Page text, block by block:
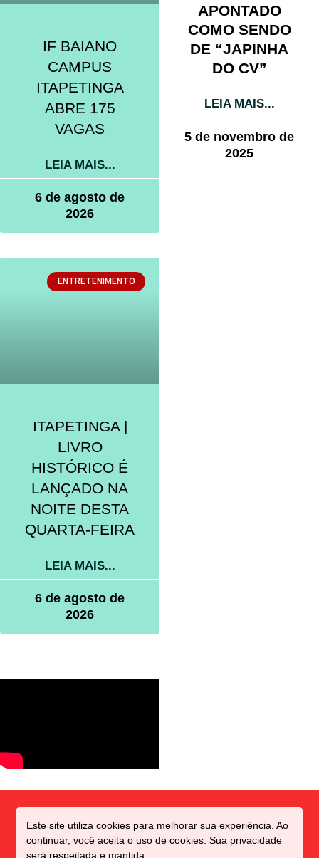
Este site utiliza cookies para melhorar sua experiência. Ao
continuar, você aceita o uso de cookies. Sua privacidade
será respeitada e mantida.
IF BAIANO
CAMPUS
ITAPETINGA
ABRE 175
VAGAS
LEIA MAIS...
6 de agosto de
2026
ENTRETENIMENTO
ITAPETINGA |
LIVRO
HISTÓRICO É
LANÇADO NA
NOITE DESTA
QUARTA-FEIRA
LEIA MAIS...
6 de agosto de
2026
APONTADO
COMO SENDO
DE “JAPINHA
DO CV”
LEIA MAIS...
5 de novembro de
2025